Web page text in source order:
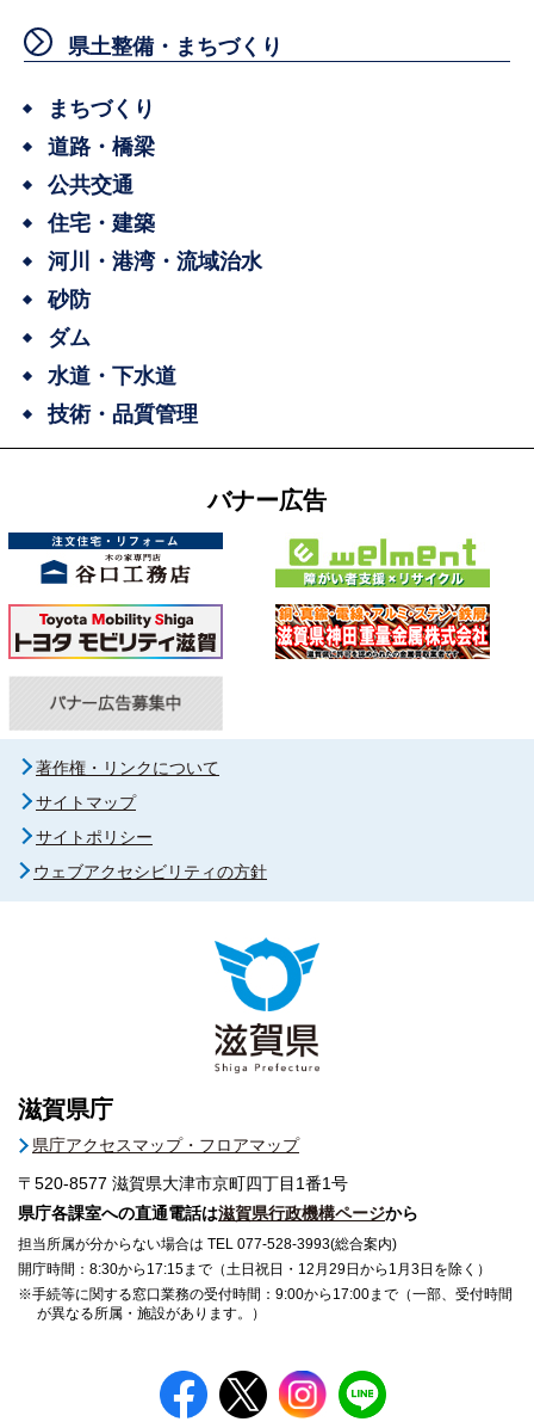
県土整備・まちづくり
まちづくり
道路・橋梁
公共交通
住宅・建築
河川・港湾・流域治水
砂防
ダム
水道・下水道
技術・品質管理
バナー広告
著作権・リンクについて
サイトマップ
サイトポリシー
ウェブアクセシビリティの方針
滋賀県庁
県庁アクセスマップ・フロアマップ
〒520-8577 滋賀県大津市京町四丁目1番1号
県庁各課室への直通電話は滋賀県行政機構ページから
担当所属が分からない場合は TEL 077-528-3993(総合案内)
開庁時間：8:30から17:15まで（土日祝日・12月29日から1月3日を除く）
※手続等に関する窓口業務の受付時間：9:00から17:00まで（一部、受付時間
が異なる所属・施設があります。）